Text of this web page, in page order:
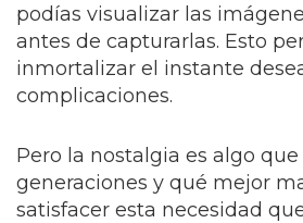
podías visualizar las
antes de capturarlas. Esto
inmortalizar el instante
complicaciones.
Pero la nostalgia es algo
generaciones y qué mejor
satisfacer esta necesidad